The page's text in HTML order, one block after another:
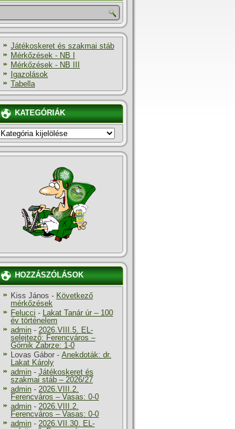
Játékoskeret és szakmai stáb
Mérkőzések - NB I
Mérkőzések - NB III
Igazolások
Tabella
KATEGÓRIÁK
KATEGÓRIÁK
HOZZÁSZÓLÁSOK
Kiss János - Következő
mérkőzések
Felucci - Lakat Tanár úr – 100
év történelem
admin - 2026.VIII.5. EL-
selejtező: Ferencváros –
Górnik Zabrze: 1-0
Lovas Gábor - Anekdoták: dr.
Lakat Károly
admin - Játékoskeret és
szakmai stáb – 2026/27
admin - 2026.VIII.2.
Ferencváros – Vasas: 0-0
admin - 2026.VIII.2.
Ferencváros – Vasas: 0-0
admin - 2026.VII.30. EL-